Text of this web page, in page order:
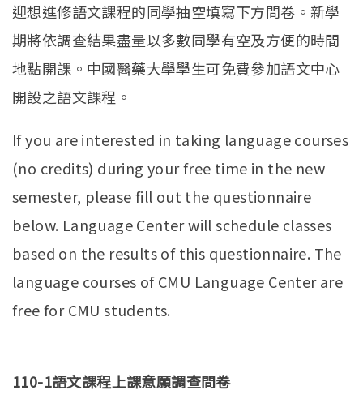
迎想進修語文課程的同學抽空填寫下方問卷。新學
期將依調查結果盡量以多數同學有空及方便的時間
地點開課。中國醫藥大學學生可免費參加語文中心
開設之語文課程。
If you are interested in taking language courses
(no credits) during your free time in the new
semester, please fill out the questionnaire
below. Language Center will schedule classes
based on the results of this questionnaire. The
language courses of CMU Language Center are
free for CMU students.
110-1語文課程上課意願調查問卷